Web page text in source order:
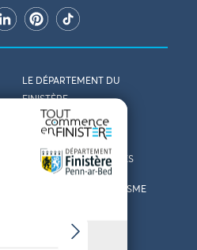
LE DÉPARTEMENT DU
FINISTÈRE
VENIR EN FINISTÈRE
CARTES ET BROCHURES
LES OFFICES DE TOURISME